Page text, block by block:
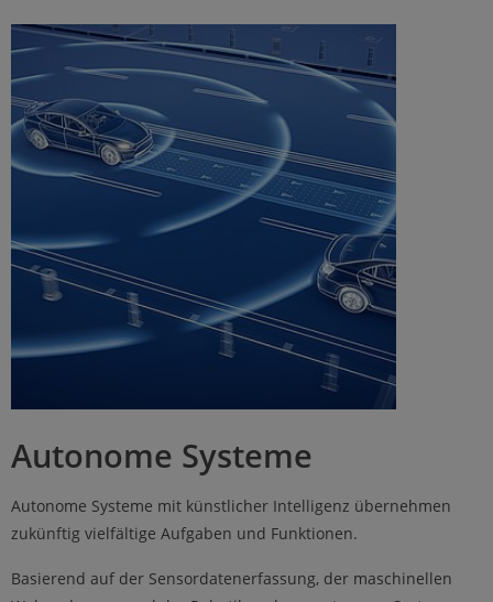
Autonome Systeme
Autonome Systeme mit künstlicher Intelligenz übernehmen
zukünftig vielfältige Aufgaben und Funktionen.
Basierend auf der Sensordatenerfassung, der maschi­nellen